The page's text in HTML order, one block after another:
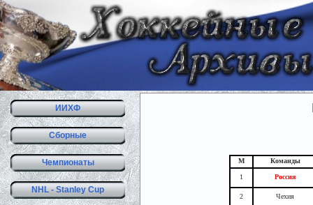
ИИХФ
Сборные
Чемпионаты
NHL - Stanley Cup
М Команды
1 Россия
2 Чехия